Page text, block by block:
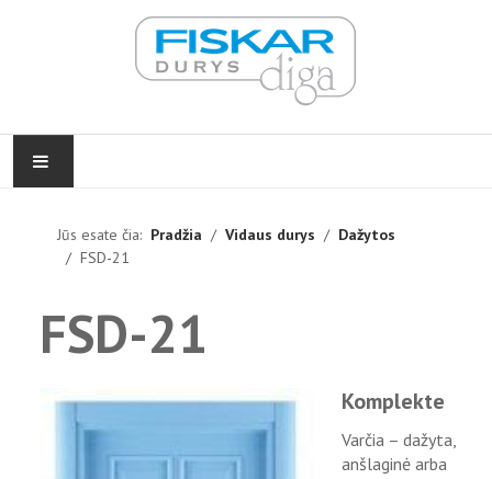
VIDAUS DURYS
LAUKO DURYS
ĮGYVENDINTI PROJEKTAI
Jūs esate čia: Pradžia Vidaus durys
Dažytos
FSD-21
FSD-21
Komplekte
Varčia – dažyta,
anšlaginė arba